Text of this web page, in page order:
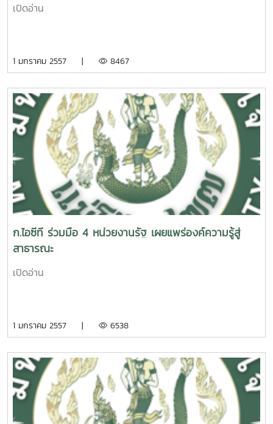
เปิดอ่าน
1 มกราคม 2557 | 8467
ก.ไอซีที ร่วมมือ 4 หน่วยงานรัฐ เผยแพร่องค์ความรู้สู่
สาธารณะ
เปิดอ่าน
1 มกราคม 2557 | 6538